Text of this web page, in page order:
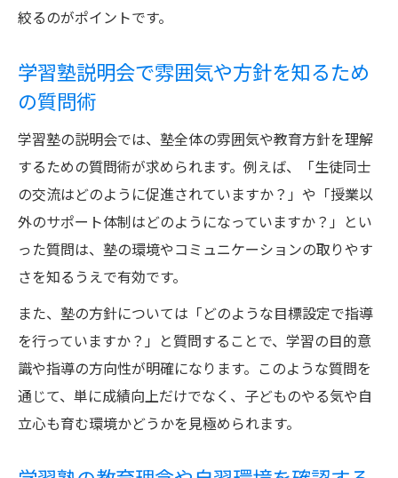
絞るのがポイントです。
学習塾説明会で雰囲気や方針を知るため
の質問術
学習塾の説明会では、塾全体の雰囲気や教育方針を理解
するための質問術が求められます。例えば、「生徒同士
の交流はどのように促進されていますか？」や「授業以
外のサポート体制はどのようになっていますか？」とい
った質問は、塾の環境やコミュニケーションの取りやす
さを知るうえで有効です。
また、塾の方針については「どのような目標設定で指導
を行っていますか？」と質問することで、学習の目的意
識や指導の方向性が明確になります。このような質問を
通じて、単に成績向上だけでなく、子どものやる気や自
立心も育む環境かどうかを見極められます。